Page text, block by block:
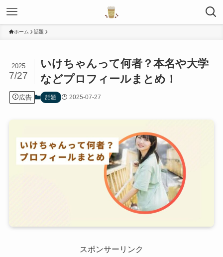
ホーム 話題
いけちゃんって何者？本名や大学
などプロフィールまとめ！
2025
7/27
広告 話題 2025-07-27
スポンサーリンク